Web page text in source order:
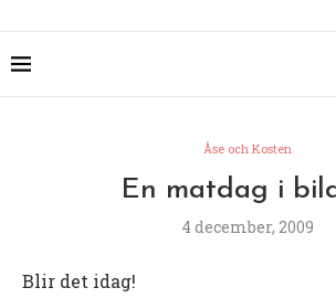
Åse och Kosten
En matdag i
4 december, 2009
Blir det idag!